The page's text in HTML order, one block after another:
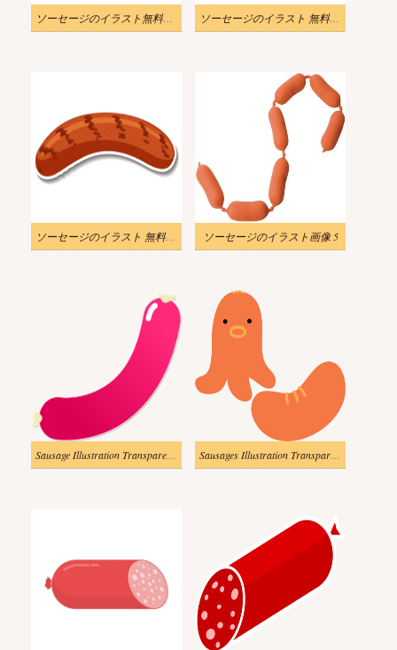
ソーセージのイラスト無料画像 ソーセージのイラスト 無料画像 3
ソーセージのイラスト 無料素材 2 ソーセージのイラスト画像 5
Sausage Illustration Transparent Images Sausages Illustration Transparent Picture